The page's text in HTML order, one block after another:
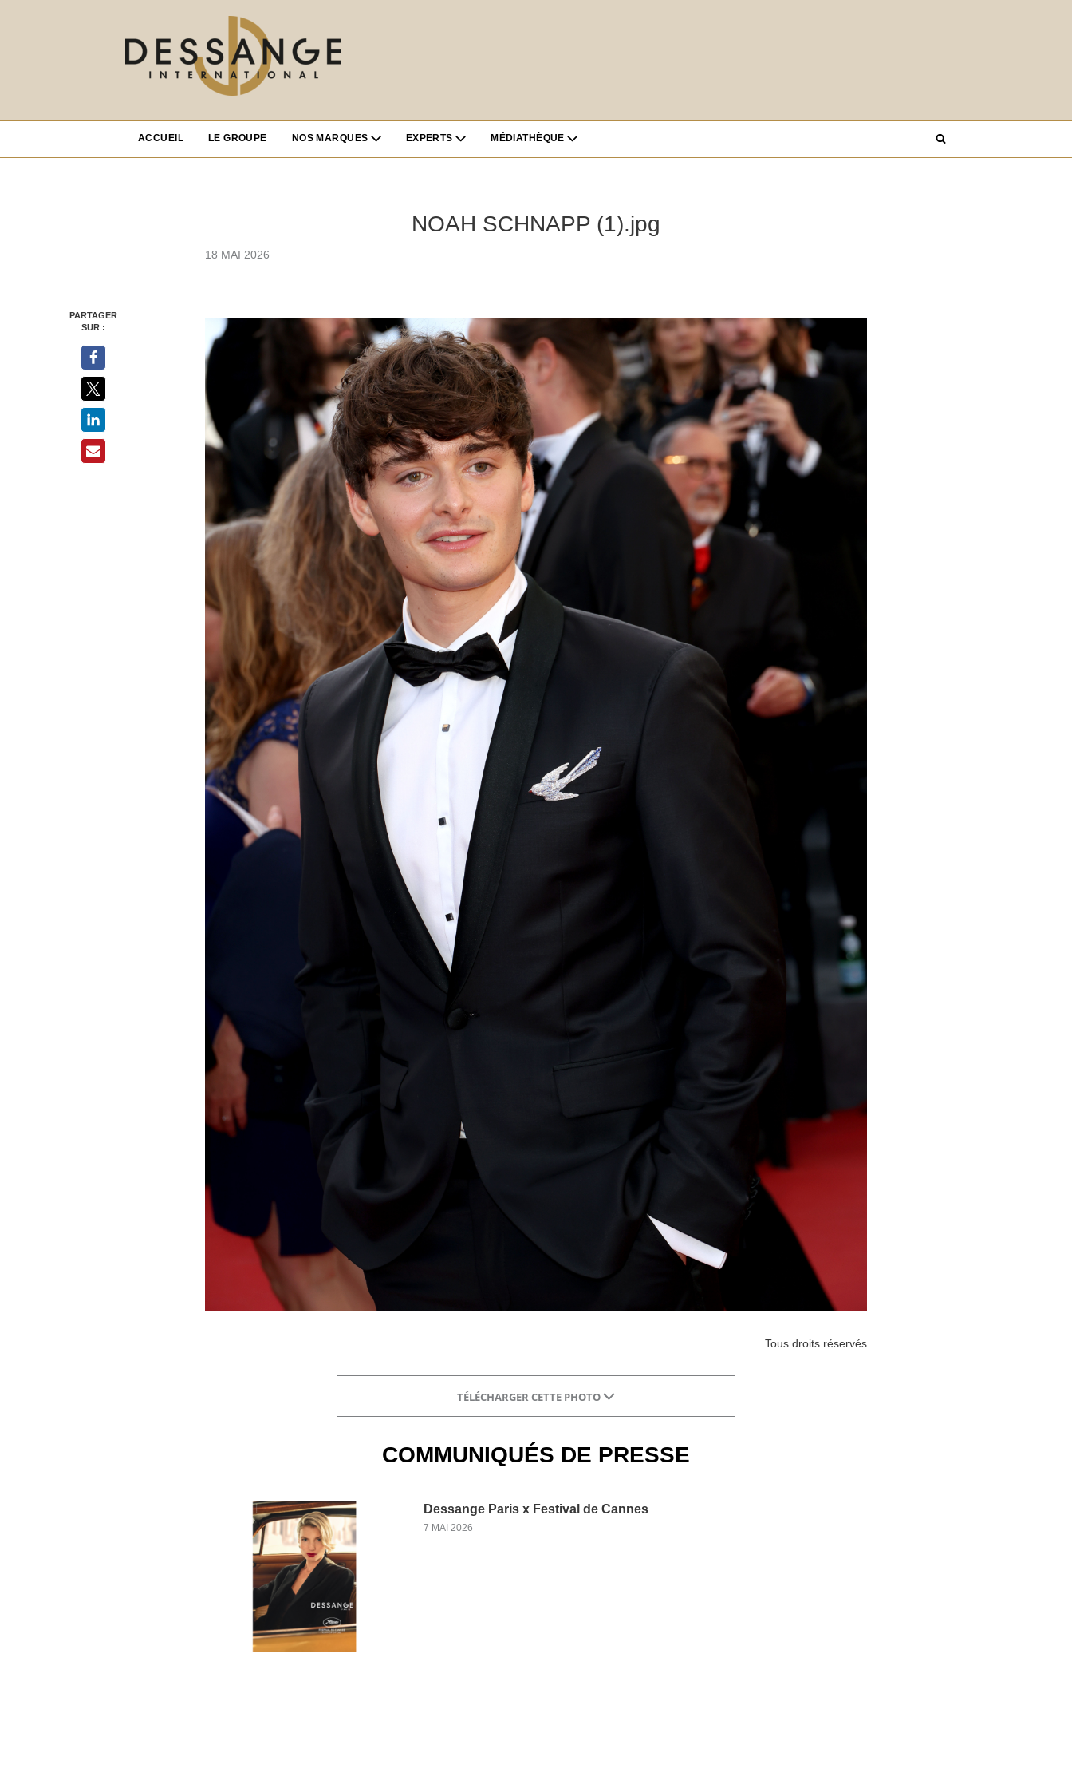
ACCUEIL LE GROUPE NOS MARQUES EXPERTS MÉDIATHÈQUE
NOAH SCHNAPP (1).jpg
18 MAI 2026
PARTAGER
SUR :
Tous droits réservés
TÉLÉCHARGER CETTE PHOTO
COMMUNIQUÉS DE PRESSE
Dessange Paris x Festival de Cannes
7 MAI 2026